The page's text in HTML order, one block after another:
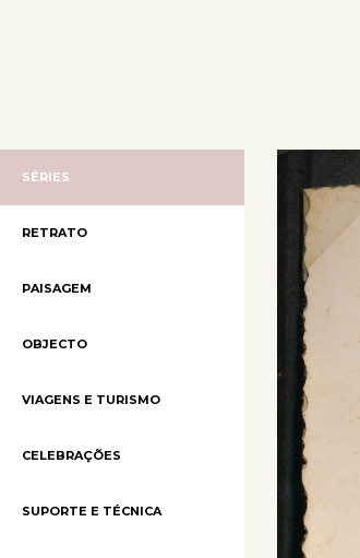
SÉRIES
RETRATO
PAISAGEM
OBJECTO
VIAGENS E TURISMO
CELEBRAÇÕES
SUPORTE E TÉCNICA